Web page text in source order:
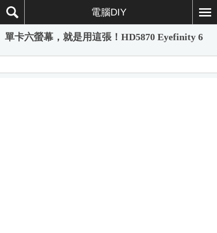
電腦DIY
單卡六螢幕，就是用這張！HD5870 Eyefinity 6